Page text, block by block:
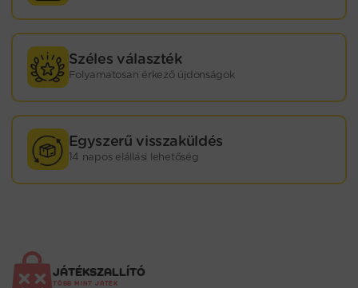
Széles választék
Folyamatosan érkező újdonságok
Egyszerű visszaküldés
14 napos elállási lehetőség
JÁTÉKSZALLÍTÓ
TÖBB MINT JÁTÉK